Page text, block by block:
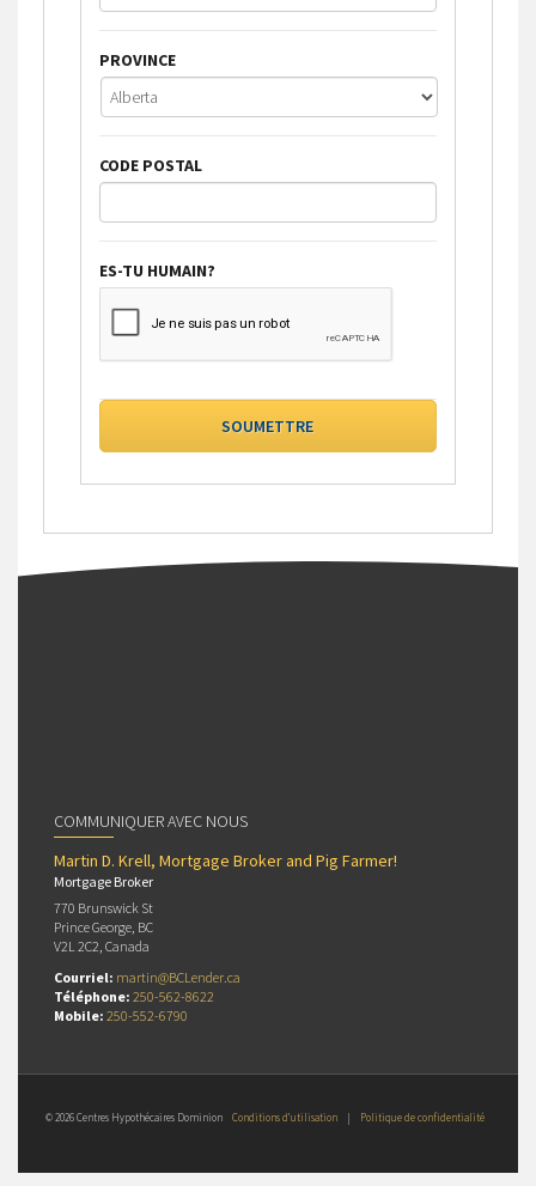
PROVINCE
CODE POSTAL
ES-TU HUMAIN?
COMMUNIQUER AVEC NOUS
Martin D. Krell, Mortgage Broker and Pig Farmer!
Mortgage Broker
770 Brunswick St
Prince George, BC
V2L 2C2, Canada
Courriel: martin@BCLender.ca
Téléphone: 250-562-8622
Mobile: 250-552-6790
© 2026 Centres Hypothécaires Dominion Conditions d’utilisation | Politique de confidentialité